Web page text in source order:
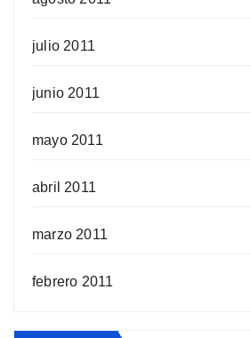
julio 2011
junio 2011
mayo 2011
abril 2011
marzo 2011
febrero 2011